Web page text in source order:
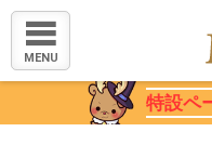
MENU
特設ペ